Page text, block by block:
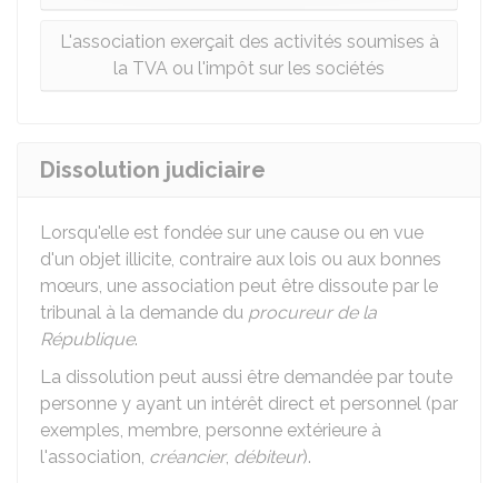
L'association exerçait des activités soumises à
la TVA ou l'impôt sur les sociétés
Dissolution judiciaire
Lorsqu'elle est fondée sur une cause ou en vue
d'un objet illicite, contraire aux lois ou aux bonnes
mœurs, une association peut être dissoute par le
tribunal à la demande du procureur de la
République.
La dissolution peut aussi être demandée par toute
personne y ayant un intérêt direct et personnel (par
exemples, membre, personne extérieure à
l'association, créancier, débiteur).